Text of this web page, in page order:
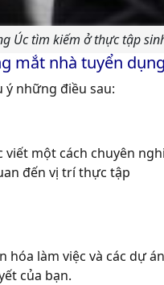
Úc tìm kiếm ở thực tập
mắt nhà tuyển
những điều sau:
viết một cách chuyên
đến vị trí thực tập
hóa làm việc và các dự
của bạn.